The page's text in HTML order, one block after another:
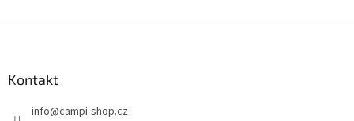
Kontakt
info@campi-shop.cz